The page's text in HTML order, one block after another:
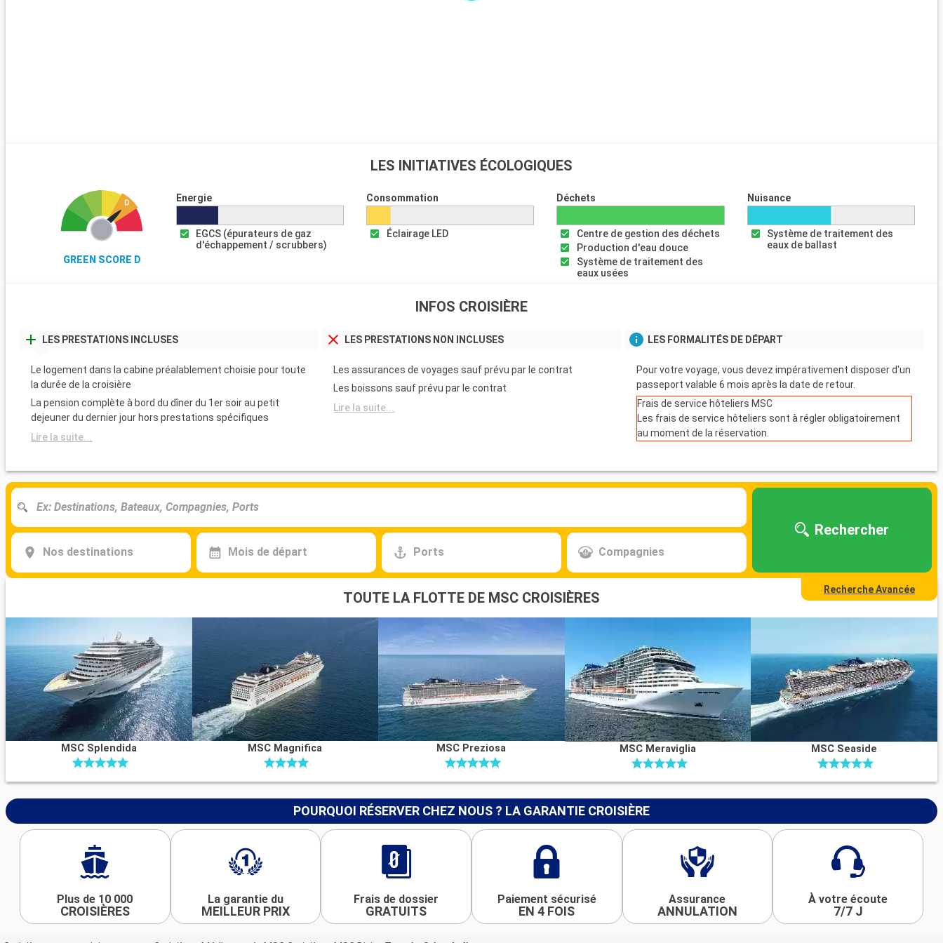
LES INITIATIVES ÉCOLOGIQUES
GREEN SCORE D
Energie
EGCS (épurateurs de gaz
d'échappement / scrubbers)
Consommation
Éclairage LED
Déchets
Centre de gestion des déchets
Production d'eau douce
Système de traitement des
eaux usées
Nuisance
Système de traitement des
eaux de ballast
INFOS CROISIÈRE
LES PRESTATIONS INCLUSES
Le logement dans la cabine préalablement choisie pour toute
la durée de la croisière
La pension complète à bord du dîner du 1er soir au petit
dejeuner du dernier jour hors prestations spécifiques
Lire la suite...
LES PRESTATIONS NON INCLUSES
Les assurances de voyages sauf prévu par le contrat
Les boissons sauf prévu par le contrat
Lire la suite...
LES FORMALITÉS DE DÉPART
Pour votre voyage, vous devez impérativement disposer d'un
passeport valable 6 mois après la date de retour.
Frais de service hôteliers MSC
Les frais de service hôteliers sont à régler obligatoirement
au moment de la réservation.
Nos destinations Mois de départ Ports Compagnies
Rechercher
Recherche Avancée
TOUTE LA FLOTTE DE MSC CROISIÈRES
MSC Splendida MSC Magnifica MSC Preziosa MSC Meraviglia MSC Seaside
POURQUOI RÉSERVER CHEZ NOUS ? LA GARANTIE CROISIÈRE
Plus de 10 000
CROISIÈRES
La garantie du
MEILLEUR PRIX
Frais de dossier
GRATUITS
Paiement sécurisé
EN 4 FOIS
Assurance
ANNULATION
À votre écoute
7/7 J